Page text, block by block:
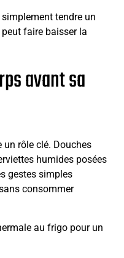
tendre un
faire baisser la
avant sa
un rôle clé. Douches
humides posées
gestes simples
consommer
au frigo pour un